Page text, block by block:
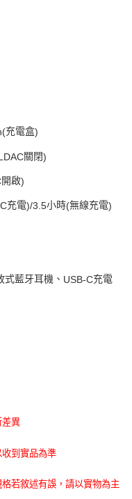
充電盒)
關閉)
開啟)
充電)/3.5小時(無線充電)
式藍牙耳機、 USB-C充電
異
到實品為準
若敘述有誤，請以實物為主